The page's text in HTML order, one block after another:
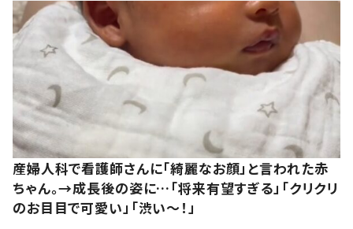
産婦人科で看護師さんに「綺麗なお顔」と言われた赤
ちゃん。→成長後の姿に…「将来有望すぎる」「クリクリ
のお目目で可愛い」「渋い～！」